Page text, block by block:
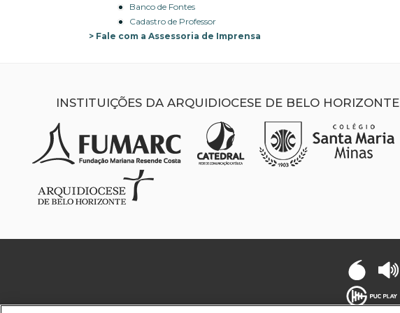
Banco de Fontes
Cadastro de Professor
Fale com a Assessoria de Imprensa
INSTITUIÇÕES DA ARQUIDIOCESE DE BELO HORIZONTE